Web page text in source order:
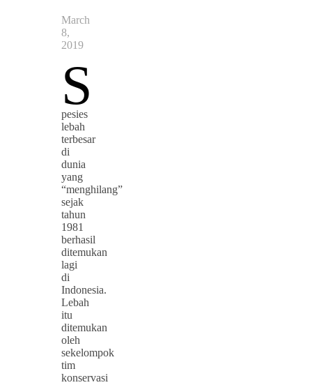
March
8,
2019
S
pesies
lebah
terbesar
di
dunia
yang
“menghilang”
sejak
tahun
1981
berhasil
ditemukan
lagi
di
Indonesia.
Lebah
itu
ditemukan
oleh
sekelompok
tim
konservasi